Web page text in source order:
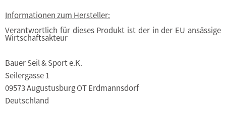
Informationen zum Hersteller:
Verantwortlich für dieses Produkt ist der in der EU ansässige
Wirtschaftsakteur
Bauer Seil & Sport e.K.
Seilergasse 1
09573 Augustusburg OT Erdmannsdorf
Deutschland